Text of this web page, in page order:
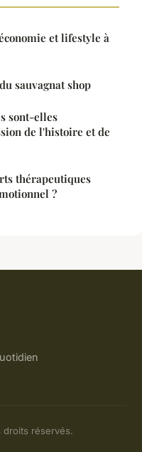
et lifestyle à
sauvagnat shop
sont-elles
de l'histoire et de
thérapeutiques
?
réservés.